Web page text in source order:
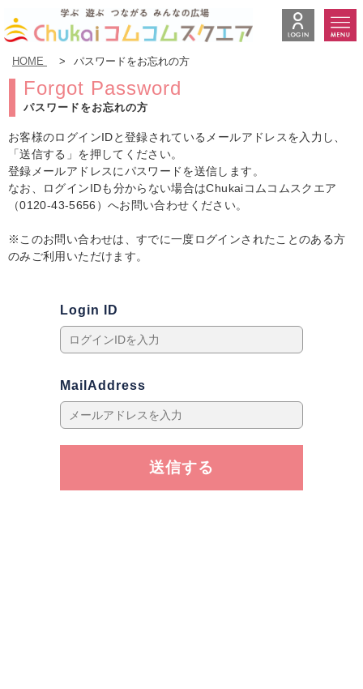
HOME > パスワードをお忘れの方
Forgot Password
パスワードをお忘れの方
お客様のログインIDと登録されているメールアドレスを入力し、
「送信する」を押してください。
登録メールアドレスにパスワードを送信します。
なお、ログインIDも分からない場合はChukaiコムコムスクエア
（0120-43-5656）へお問い合わせください。
※このお問い合わせは、すでに一度ログインされたことのある方
のみご利用いただけます。
Login ID
MailAddress